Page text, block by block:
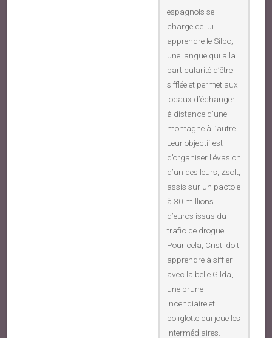
espagnols se
charge de lui
apprendre le Silbo,
une langue qui a la
particularité d’être
sifflée et permet aux
locaux d’échanger
à distance d’une
montagne à l’autre.
Leur objectif est
d’organiser l’évasion
d’un des leurs, Zsolt,
assis sur un pactole
à 30 millions
d’euros issus du
trafic de drogue.
Pour cela, Cristi doit
apprendre à siffler
avec la belle Gilda,
une brune
incendiaire et
poliglotte qui joue les
intermédiaires.